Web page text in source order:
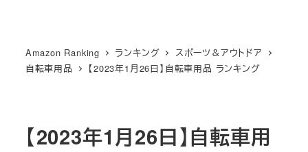
Amazon Ranking ランキング
スポーツ＆アウトドア
自転車用品
【2023年1月26日】自転車用品 ランキング
【2023年1月26日】自転車用